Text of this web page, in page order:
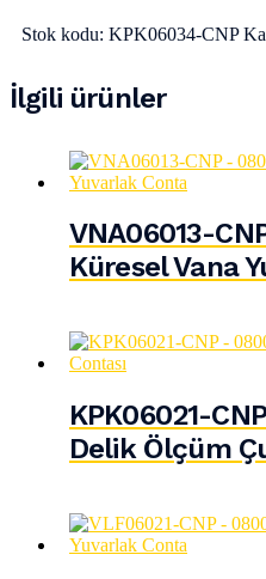
Stok kodu: KPK06034-CNP
İlgili ürünler
VNA06013-
Küresel Vana
KPK06021-
Delik Ölçüm